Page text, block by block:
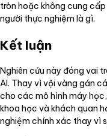
tròn hoặc không cung
người thực nghiệm là gì.
Kết luận
Nghiên cứu này đóng vai
AI. Thay vì vội vàng gán
cho các mô hình máy
khoa học và khách quan
nghiệm chính xác thay vì